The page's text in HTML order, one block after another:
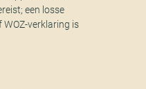
een losse
verklaring is